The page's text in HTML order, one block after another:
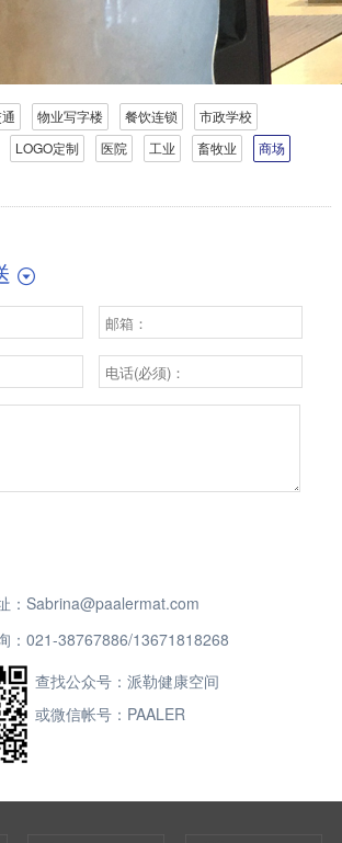
物业写字楼 餐饮连锁
市政学校
LOGO定制 医院 工业 畜牧业
商场
： Sabrina@paalermat.com
： 021-38767886/13671818268
查找公众号：派勒健康空间
或微信帐号：PAALER